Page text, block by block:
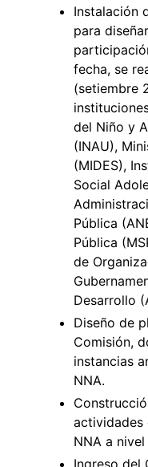
Instalación
para
fecha, se
(setiembre
del Niño y
(INAU),
(MIDES),
Social
Pública
Pública
de
Desarrollo
Diseño de
Comisión,
instancias
NNA.
actividades
NNA a
Ingreso del